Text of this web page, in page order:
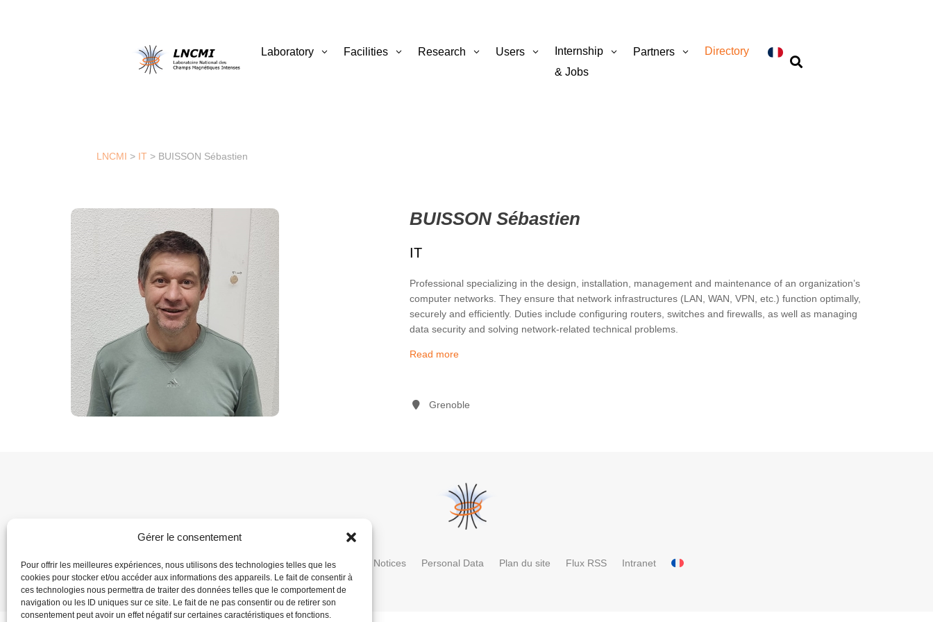
Gérer le consentement
Pour offrir les meilleures expériences, nous utilisons des technologies telles que les
cookies pour stocker et/ou accéder aux informations des appareils. Le fait de consentir à
ces technologies nous permettra de traiter des données telles que le comportement de
navigation ou les ID uniques sur ce site. Le fait de ne pas consentir ou de retirer son
consentement peut avoir un effet négatif sur certaines caractéristiques et fonctions.
Laboratory Facilities Research Users
Internship
& Jobs
Partners Directory

LNCMI > IT > BUISSON Sébastien
BUISSON Sébastien
IT
Professional specializing in the design, installation, management and maintenance of an organization’s
computer networks. They ensure that network infrastructures (LAN, WAN, VPN, etc.) function optimally,
securely and efficiently. Duties include configuring routers, switches and firewalls, as well as managing
data security and solving network-related technical problems.
Read more
Grenoble
Home Directory Legal Notices Personal Data Plan du site Flux RSS Intranet